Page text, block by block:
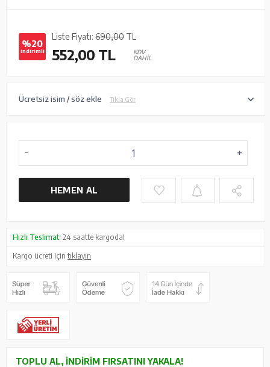
%20
indirimli
Liste Fiyatı: 690,00 TL
552,00 TL
KDV
DAHİL
Ücretsiz isim / söz ekle Tıkla Gör
HEMEN AL
Hızlı Teslimat: 24 saatte kargoda!
Kargo ücreti içintıklayın
TOPLU AL, İNDIRIM FIRSATINI YAKALA!